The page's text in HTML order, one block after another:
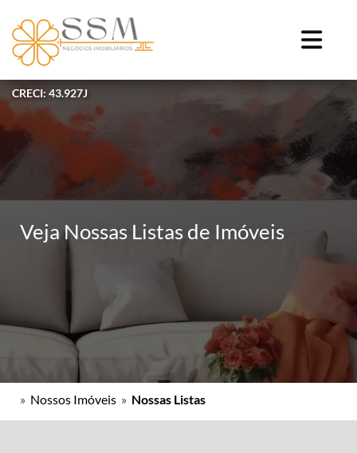
CRECI: 43.927J
Veja Nossas Listas de Imóveis
» Nossos Imóveis » Nossas Listas